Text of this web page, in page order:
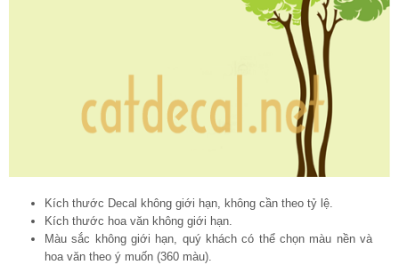
Kích thước Decal không giới hạn, không cần theo tỷ lệ.
Kích thước hoa văn không giới hạn.
Màu sắc không giới hạn, quý khách có thể chọn màu nền và
hoa văn theo ý muốn (360 màu).